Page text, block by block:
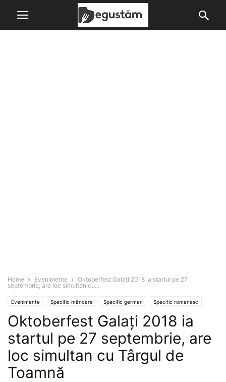
Home Evenimente
Oktoberfest Galaţi 2018 ia startul pe 27
septembrie, are loc simultan cu...
Evenimente Specific mâncare Specific german Specific romanesc
Știri
Oktoberfest Galaţi 2018 ia
startul pe 27 septembrie, are
loc simultan cu Târgul de
Toamnă